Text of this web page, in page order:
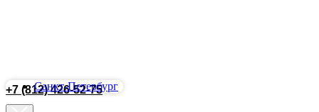
+7 (812) 426-52-75
Запись Онлайн
Санкт-Петербург